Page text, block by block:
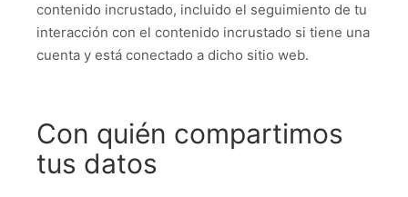
contenido incrustado, incluido el seguimiento de tu
interacción con el contenido incrustado si tiene una
cuenta y está conectado a dicho sitio web.
Con quién compartimos
tus datos